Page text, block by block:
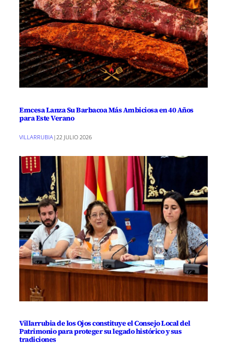
Emcesa Lanza Su Barbacoa Más Ambiciosa en 40 Años
para Este Verano
VILLARRUBIA|22 JULIO 2026
Villarrubia de los Ojos constituye el Consejo Local del
Patrimonio para proteger su legado histórico y sus
tradiciones